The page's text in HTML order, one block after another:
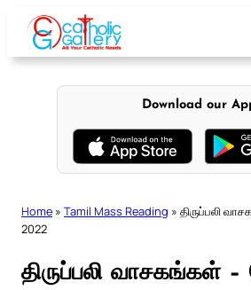
content
Download our
Home » Tamil Mass Reading » திருப்பலி
2022
திருப்பலி வாசகங்கள் –